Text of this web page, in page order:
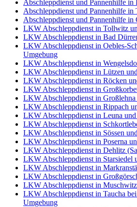
Abschleppdienst und Pannenhilfe in
Abschleppdienst und Pannenhilfe in
Abschleppdienst und Pannenhilfe in
LKW Abschleppdienst in Tollwitz
LKW Abschleppdienst in Bad
LKW Abschleppdienst in Oebles-
Umgebung
LKW Abschleppdienst in
LKW Abschleppdienst in Lützen
LKW Abschleppdienst in Röcken
LKW Abschleppdienst in
LKW Abschleppdienst in
LKW Abschleppdienst in Rippach
LKW Abschleppdienst in Leuna
LKW Abschleppdienst in
LKW Abschleppdienst in Sössen
LKW Abschleppdienst in Poserna
LKW Abschleppdienst in Dehlitz
LKW Abschleppdienst in Starsiedel
LKW Abschleppdienst in
LKW Abschleppdienst in
LKW Abschleppdienst in
LKW Abschleppdienst in Taucha
Umgebung